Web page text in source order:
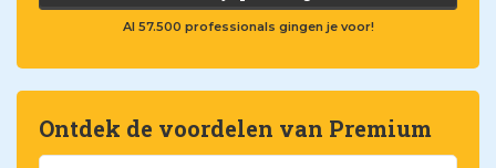
Al 57.500 professionals gingen je voor!
Ontdek de voordelen van Premium